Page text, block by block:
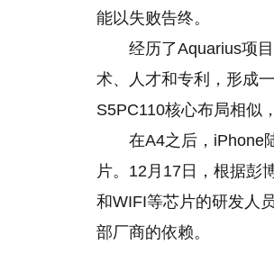
能以失败告终。
经历了Aquarius项
术、人才和专利，形成
S5PC110核心布局相似
在A4之后，iPhone
片。12月17日，根据彭
和WIFI等芯片的研发人
部厂商的依赖。